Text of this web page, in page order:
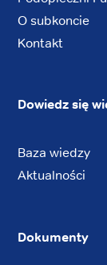
O subkoncie
Kontakt
Dowiedz się
Baza wiedzy
Aktualności
Dokumenty